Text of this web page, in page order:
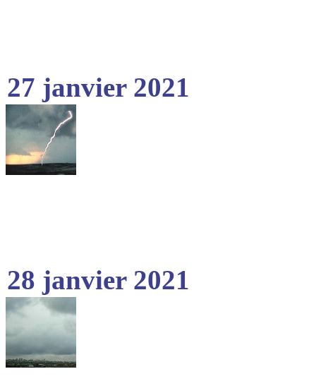
27 janvier 2021
28 janvier 2021